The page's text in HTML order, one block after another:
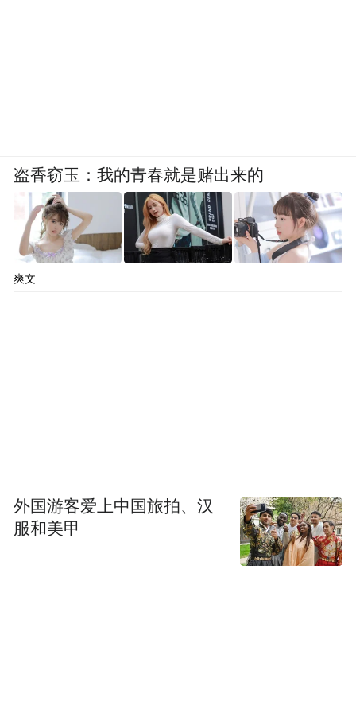
盗香窃玉：我的青春就是赌出来的
爽文
外国游客爱上中国旅拍、汉
服和美甲